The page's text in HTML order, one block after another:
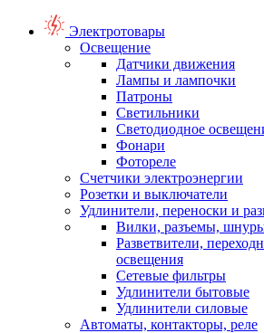
Электротовары
Освещение
Датчики движения
Лампы и лампочки
Патроны
Светильники
Светодиодное
Фонари
Фотореле
Счетчики электроэнергии
Розетки и выключатели
Удлинители, переноски и
Вилки, разъемы,
Разветвители,
освещения
Сетевые фильтры
Удлинители бытовые
Удлинители силовые
Автоматы, контакторы, реле